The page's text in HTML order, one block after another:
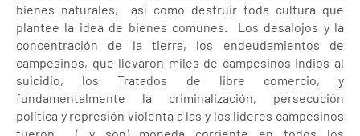
bienes naturales, así como destruir toda cultura que
plantee la idea de bienes comunes. Los desalojos y la
concentración de la tierra, los endeudamientos de
campesinos, que llevaron miles de campesinos Indios al
suicidio, los Tratados de libre comercio, y
fundamentalmente la criminalización, persecución
política y represión violenta a las y los lideres campesinos